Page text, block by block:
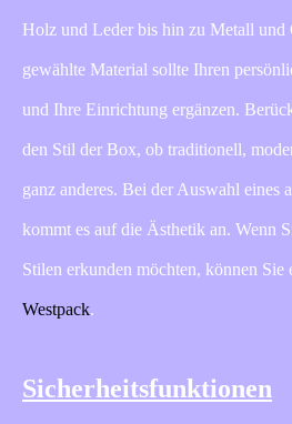
Holz und Leder bis hin zu Metall und
gewählte Material sollte Ihren
und Ihre Einrichtung ergänzen.
den Stil der Box, ob traditionell,
ganz anderes. Bei der Auswahl eines
kommt es auf die Ästhetik an. Wenn
Stilen erkunden möchten, können
Westpack.
Sicherheitsfunktionen